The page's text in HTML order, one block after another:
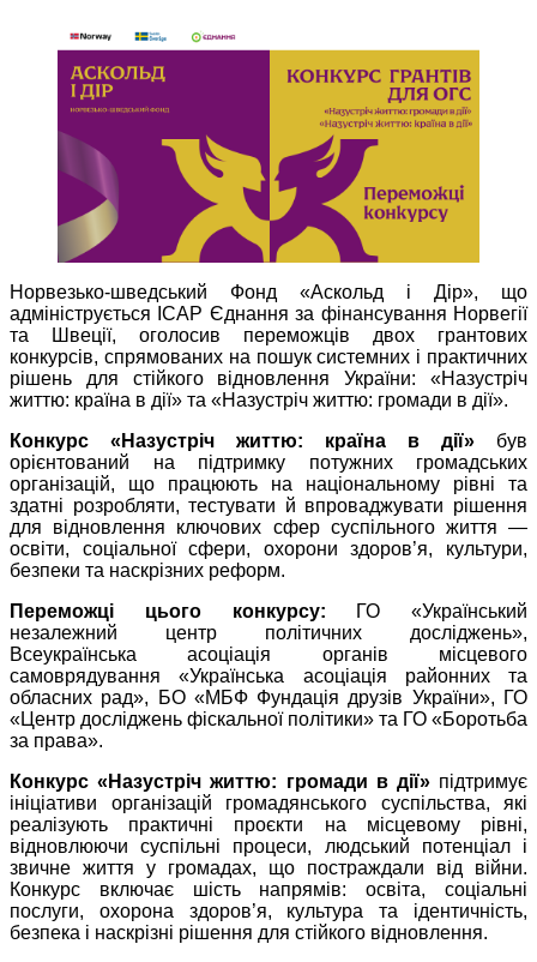
Норвезько-шведський Фонд «Аскольд і Дір», що
адмініструється ІСАР Єднання за фінансування Норвегії
та Швеції, оголосив переможців двох грантових
конкурсів, спрямованих на пошук системних і практичних
рішень для стійкого відновлення України: «Назустріч
життю: країна в дії» та «Назустріч життю: громади в дії».
Конкурс «Назустріч життю: країна в дії» був
орієнтований на підтримку потужних громадських
організацій, що працюють на національному рівні та
здатні розробляти, тестувати й впроваджувати рішення
для відновлення ключових сфер суспільного життя —
освіти, соціальної сфери, охорони здоров’я, культури,
безпеки та наскрізних реформ.
Переможці цього конкурсу: ГО «Український
незалежний центр політичних досліджень»,
Всеукраїнська асоціація органів місцевого
самоврядування «Українська асоціація районних та
обласних рад», БО «МБФ Фундація друзів України», ГО
«Центр досліджень фіскальної політики» та ГО «Боротьба
за права».
Конкурс «Назустріч життю: громади в дії»підтримує
ініціативи організацій громадянського суспільства, які
реалізують практичні проєкти на місцевому рівні,
відновлюючи суспільні процеси, людський потенціал і
звичне життя у громадах, що постраждали від війни.
Конкурс включає шість напрямів: освіта, соціальні
послуги, охорона здоров’я, культура та ідентичність,
безпека і наскрізні рішення для стійкого відновлення.